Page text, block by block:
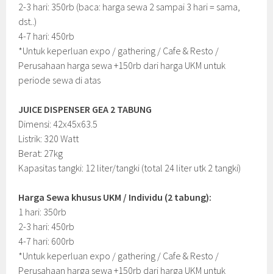
2-3 hari: 350rb (baca: harga sewa 2 sampai 3 hari = sama,
dst..)
4-7 hari: 450rb
*Untuk keperluan expo / gathering / Cafe & Resto /
Perusahaan harga sewa +150rb dari harga UKM untuk
periode sewa di atas
JUICE DISPENSER GEA 2 TABUNG
Dimensi: 42x45x63.5
Listrik: 320 Watt
Berat: 27kg
Kapasitas tangki: 12 liter/tangki (total 24 liter utk 2 tangki)
Harga Sewa khusus UKM / Individu (2 tabung):
1 hari: 350rb
2-3 hari: 450rb
4-7 hari: 600rb
*Untuk keperluan expo / gathering / Cafe & Resto /
Perusahaan harga sewa +150rb dari harga UKM untuk